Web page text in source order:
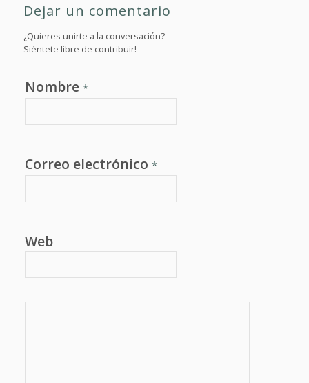
Dejar un comentario
¿Quieres unirte a la conversación?
Siéntete libre de contribuir!
Nombre *
Correo electrónico *
Web